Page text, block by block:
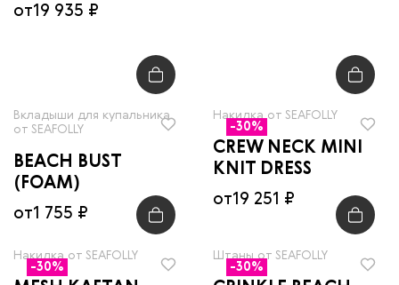
от19 935 ₽
Вкладыши для купальника
от SEAFOLLY
BEACH BUST
(FOAM)
от1 755 ₽
-30%
Накидка от SEAFOLLY
CREW NECK MINI
KNIT DRESS
от19 251 ₽
-30%
Накидка от SEAFOLLY
-30%
Штаны от SEAFOLLY